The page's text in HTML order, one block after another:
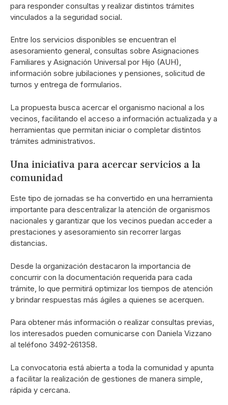
para responder consultas y realizar distintos trámites
vinculados a la seguridad social.
Entre los servicios disponibles se encuentran el
asesoramiento general, consultas sobre Asignaciones
Familiares y Asignación Universal por Hijo (AUH),
información sobre jubilaciones y pensiones, solicitud de
turnos y entrega de formularios.
La propuesta busca acercar el organismo nacional a los
vecinos, facilitando el acceso a información actualizada y a
herramientas que permitan iniciar o completar distintos
trámites administrativos.
Una iniciativa para acercar servicios a la
comunidad
Este tipo de jornadas se ha convertido en una herramienta
importante para descentralizar la atención de organismos
nacionales y garantizar que los vecinos puedan acceder a
prestaciones y asesoramiento sin recorrer largas
distancias.
Desde la organización destacaron la importancia de
concurrir con la documentación requerida para cada
trámite, lo que permitirá optimizar los tiempos de atención
y brindar respuestas más ágiles a quienes se acerquen.
Para obtener más información o realizar consultas previas,
los interesados pueden comunicarse con Daniela Vizzano
al teléfono 3492-261358.
La convocatoria está abierta a toda la comunidad y apunta
a facilitar la realización de gestiones de manera simple,
rápida y cercana.